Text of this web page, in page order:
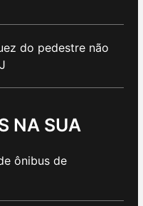
do pedestre não
NA SUA
ônibus de